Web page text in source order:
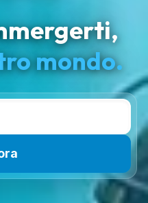
mondo.